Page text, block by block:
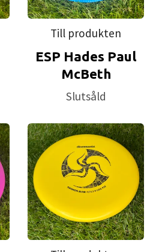
Till produkten
ESP Hades Paul
McBeth
Slutsåld